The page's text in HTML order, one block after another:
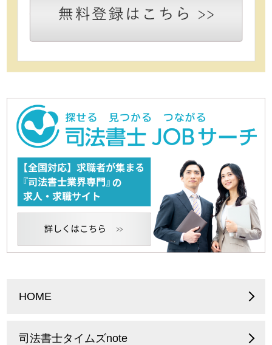
HOME
司法書士タイムズnote